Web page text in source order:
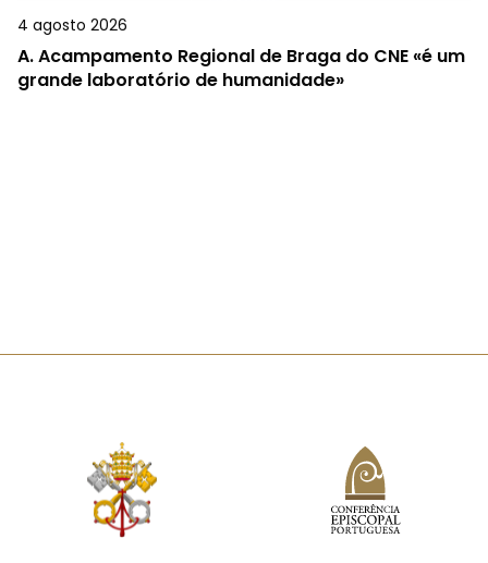
4 agosto 2026
A.Acampamento Regional de Braga do CNE «é um
grande laboratório de humanidade»